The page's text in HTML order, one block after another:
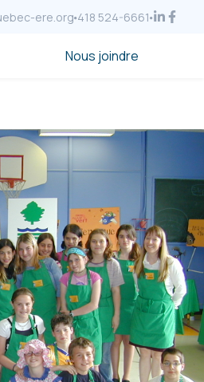
ere.org 418 524-6661
Nous joindre